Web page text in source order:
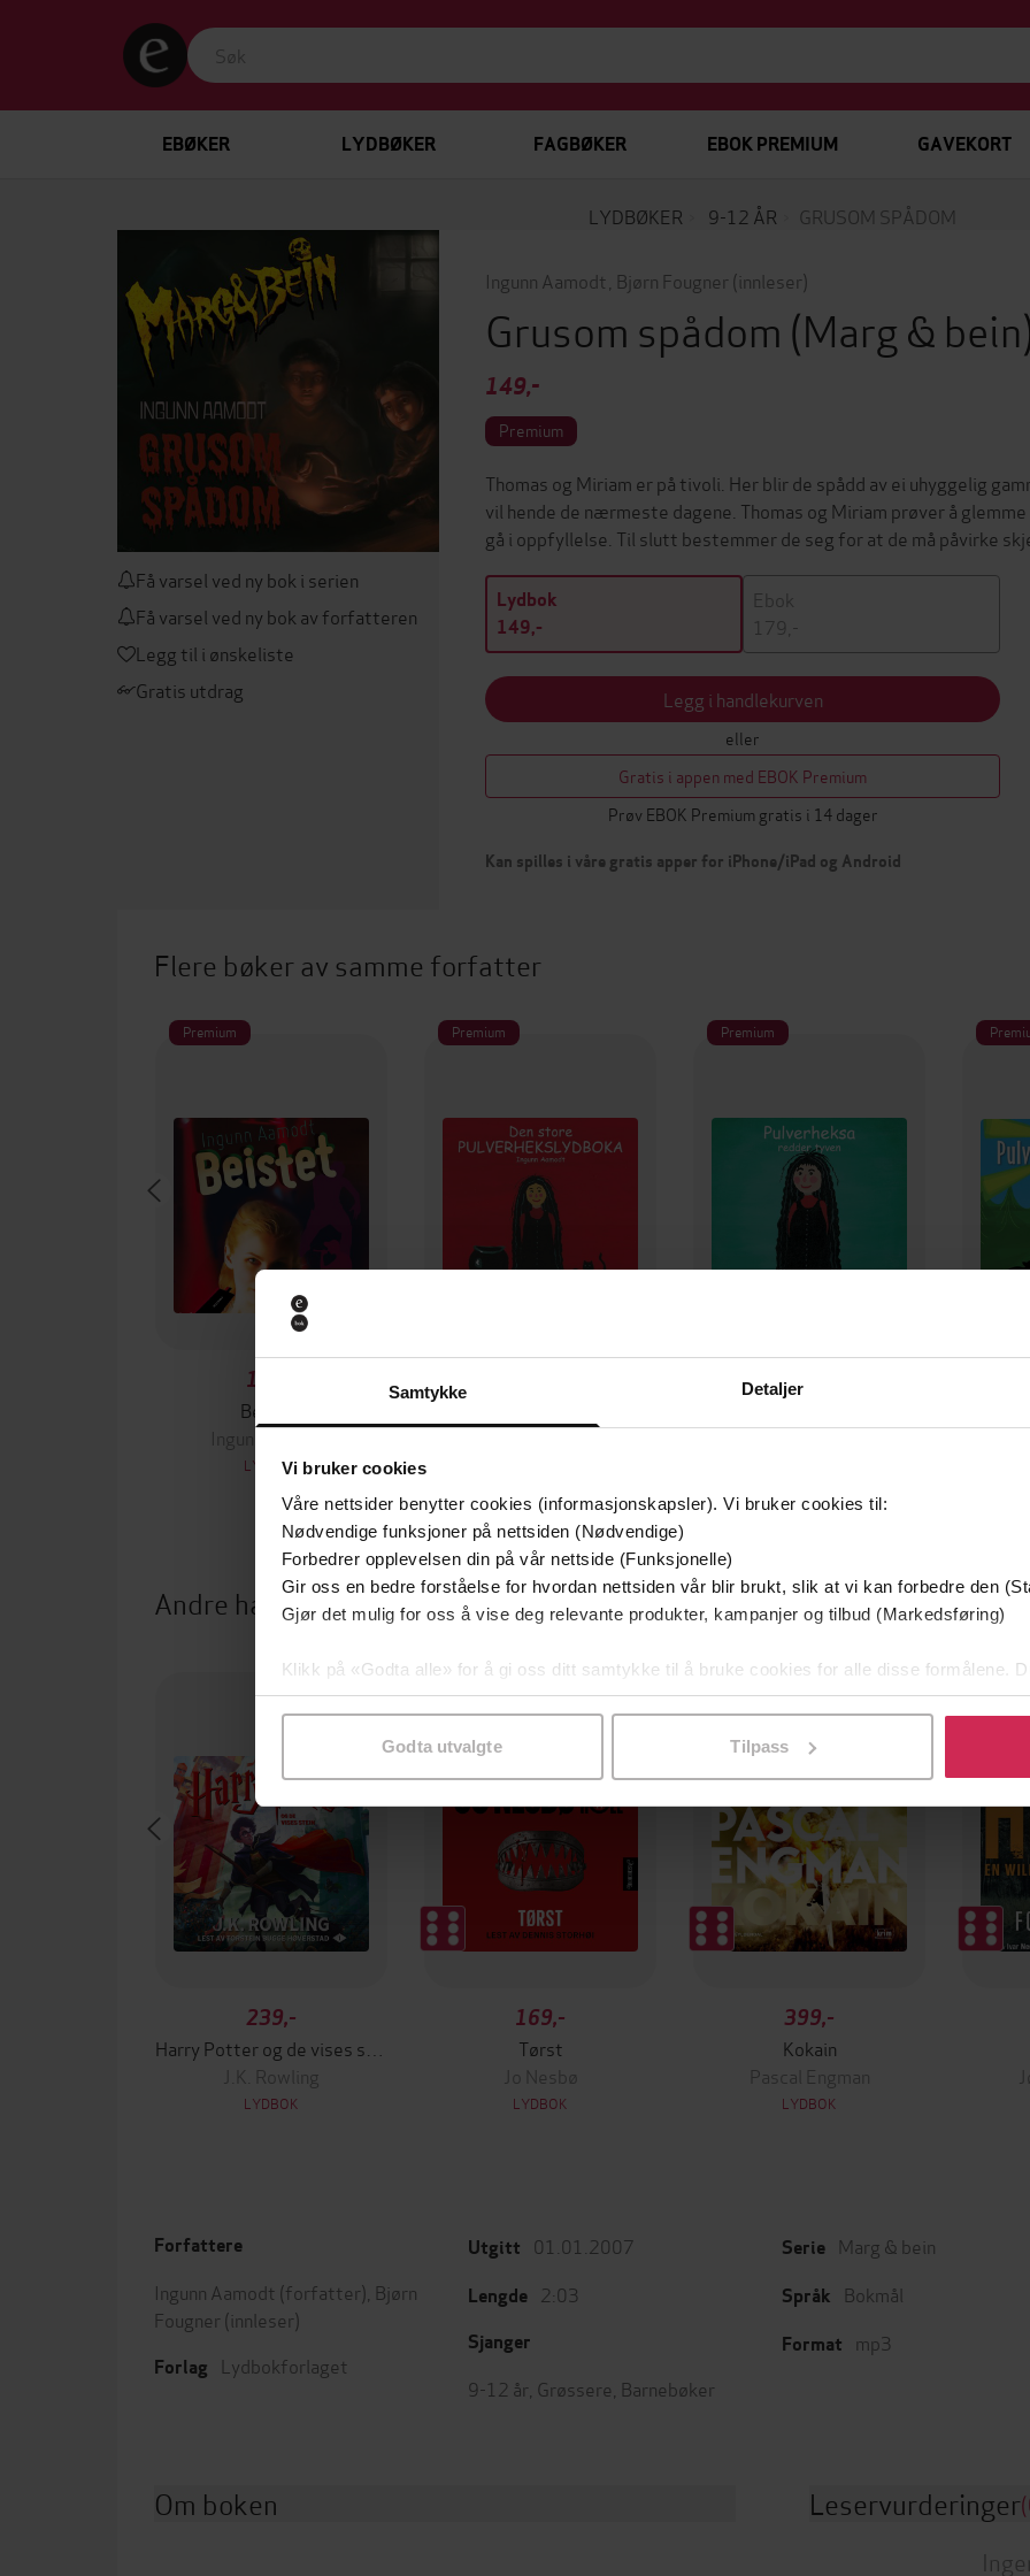
Samtykke Detaljer
Vi bruker cookies
Våre nettsider benytter cookies (informasjonskapsler). Vi bruker cookies til:
Nødvendige funksjoner på nettsiden (Nødvendige)
Forbedrer opplevelsen din på vår nettside (Funksjonelle)
Gir oss en bedre forståelse for hvordan nettsiden vår blir brukt, slik at vi kan forbedre den
Gjør det mulig for oss å vise deg relevante produkter, kampanjer og tilbud (Markedsføring)
Klikk på «Godta alle» for å gi oss ditt samtykke til å bruke cookies for alle disse formålene.
samtykke til spesifikke formål ved å klikke på «Tilpass». Du kan når som helst trekke
Godta utvalgte Tilpass
EBØKER LYDBØKER FAGBØKER EBOK PREMIUM GAVEKORT
LYDBØKER 9-12 ÅR GRUSOM SPÅDOM
Få varsel ved ny bok i serien
Få varsel ved ny bok av forfatteren
Legg til i ønskeliste
Gratis utdrag
Ingunn Aamodt Bjørn Fougner (innleser)
Grusom spådom (Marg &
149,-
Premium
Thomas og Miriam er på tivoli. Her blir de spådd av ei uhyggelig
vil hende de nærmeste dagene. Thomas og Miriam prøver å
gå i oppfyllelse. Til slutt bestemmer de seg for at de må påvirke
Lydbok
149,-
Ebok
179,-
Legg i handlekurven
eller
Gratis i appen med EBOK Premium
Prøv EBOK Premium gratis i 14 dager
Kan spilles i våre gratis apper for iPhone/iPad og Android
Flere bøker av samme forfatter
Premium
179,-
Beistet
Ingunn Aamodt
LYDBOK
Premium
Ingunn Aamodt
Premium
179,-
Ingunn Aamodt
Andre har også kjøpt
239,-
J.K. Rowling
LYDBOK
169,-
Tørst
Jo Nesbø
LYDBOK
399,-
Kokain
Pascal Engman
LYDBOK
Forfattere
Ingunn Aamodt (forfatter), Bjørn
Fougner (innleser)
Forlag Lydbokforlaget
Utgitt 01.01.2007
Lengde 2:03
Sjanger
9-12 år Grøssere Barnebøker
Serie Marg & bein
Språk Bokmål
Format mp3
Om boken Leservurderinger